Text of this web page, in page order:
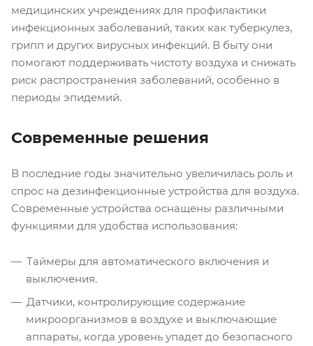
медицинских учреждениях для профилактики
инфекционных заболеваний, таких как туберкулез,
грипп и других вирусных инфекций. В быту они
помогают поддерживать чистоту воздуха и снижать
риск распространения заболеваний, особенно в
периоды эпидемий.
Современные решения
В последние годы значительно увеличилась роль и
спрос на дезинфекционные устройства для воздуха.
Современные устройства оснащены различными
функциями для удобства использования:
Таймеры для автоматического включения и
выключения.
Датчики, контролирующие содержание
микроорганизмов в воздухе и выключающие
аппараты, когда уровень упадет до безопасного